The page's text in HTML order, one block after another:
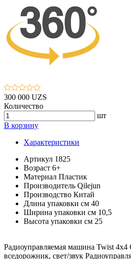
300 000 UZS
Количество
шт
В корзину
Характеристики
Артикул 1825
Возраст 6+
Материал Пластик
Производитель Qilejun
Производство Китай
Длина упаковки см 40
Ширина упаковки см 10,5
Высота упаковки см 25
Радиоуправляемая машина Twist 4x4
вседорожник, свет/звук